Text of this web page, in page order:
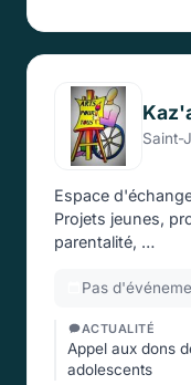
Saint-
Espace
Projets jeunes,
parentalité, …
Pas
ACTUALITÉ
Appel aux dons
adolescents